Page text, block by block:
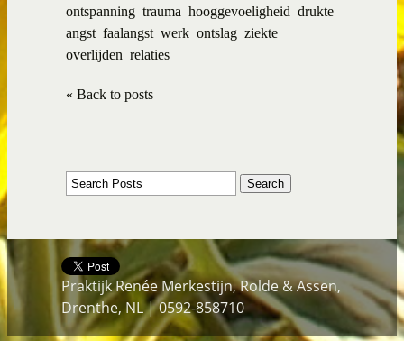
ontspanning trauma hooggevoeligheid drukte
angst faalangst werk ontslag ziekte
overlijden relaties
« Back to posts
Praktijk Renée Merkestijn, Rolde & Assen,
Drenthe, NL | 0592-858710